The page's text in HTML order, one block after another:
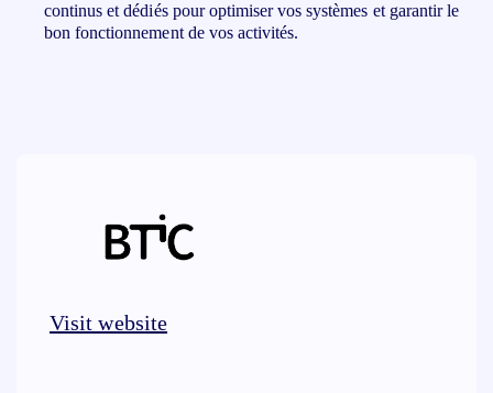
continus et dédiés pour optimiser vos systèmes et garantir le
bon fonctionnement de vos activités.
Visit website